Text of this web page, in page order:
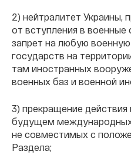
2) нейтралитет Украины,
от вступления в военные
запрет на любую
государств на
там иностранных
военных баз и военной
3) прекращение действия
будущем
не совместимых с
Раздела;